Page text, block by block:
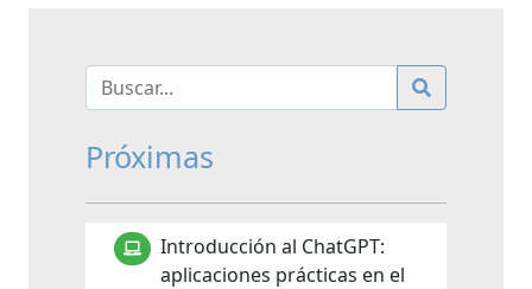
Próximas
Introducción al ChatGPT:
aplicaciones prácticas en el